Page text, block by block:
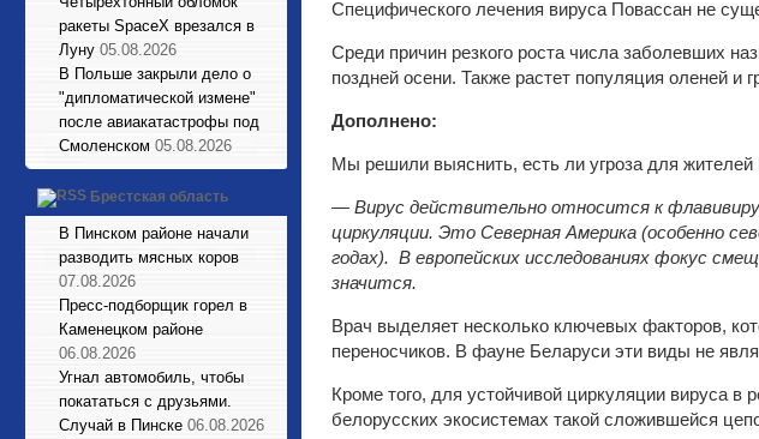
ракеты SpaceX врезался в
Луну 05.08.2026
В Польше закрыли дело о
"дипломатической измене"
после авиакатастрофы под
Смоленском 05.08.2026
Брестская область
В Пинском районе начали
разводить мясных коров
07.08.2026
Пресс-подборщик горел в
Каменецком районе
06.08.2026
Угнал автомобиль, чтобы
покататься с друзьями.
Случай в Пинске 06.08.2026
Специфического лечения вируса Повассан не
Среди причин резкого роста числа заболевших
поздней осени. Также растет популяция оленей и
Дополнено:
Мы решили выяснить, есть ли угроза для
— Вирус действительно относится к
циркуляции. Это Северная Америка (особенно
годах). В европейских исследованиях фокус
значится.
Врач выделяет несколько ключевых факторов,
переносчиков. В фауне Беларуси эти виды не
Кроме того, для устойчивой циркуляции вируса
белорусских экосистемах такой сложившейся